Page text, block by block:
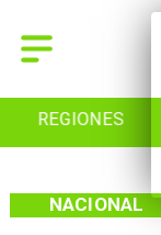
REGIONES
NACIONAL